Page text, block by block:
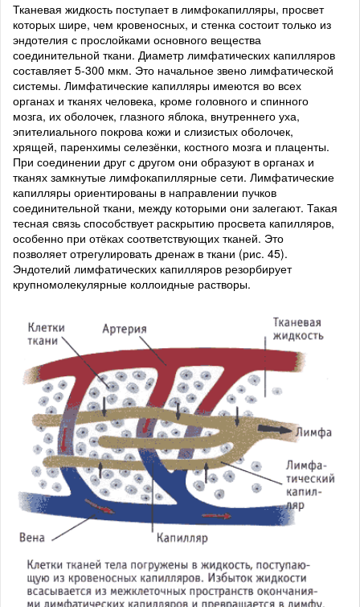
Тканевая жидкость поступает в лимфокапилляры, просвет
которых шире, чем кровеносных, и стенка состоит только из
эндотелия с прослойками основного вещества
соединительной ткани. Диаметр лимфатических капилляров
составляет 5-300 мкм. Это начальное звено лимфатической
системы. Лимфатические капилляры имеются во всех
органах и тканях человека, кроме головного и спинного
мозга, их оболочек, глазного яблока, внутреннего уха,
эпителиального покрова кожи и слизистых оболочек,
хрящей, паренхимы селезёнки, костного мозга и плаценты.
При соединении друг с другом они образуют в органах и
тканях замкнутые лимфокапиллярные сети. Лимфатические
капилляры ориентированы в направлении пучков
соединительной ткани, между которыми они залегают. Такая
тесная связь способствует раскрытию просвета капилляров,
особенно при отёках соответствующих тканей. Это
позволяет отрегулировать дренаж в ткани (рис. 45).
Эндотелий лимфатических капилляров резорбирует
крупномолекулярные коллоидные растворы.